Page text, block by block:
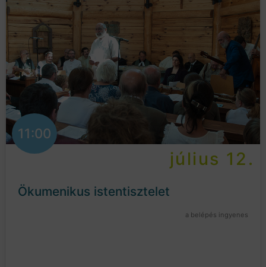
11:00
július 12.
Ökumenikus istentisztelet
a belépés ingyenes